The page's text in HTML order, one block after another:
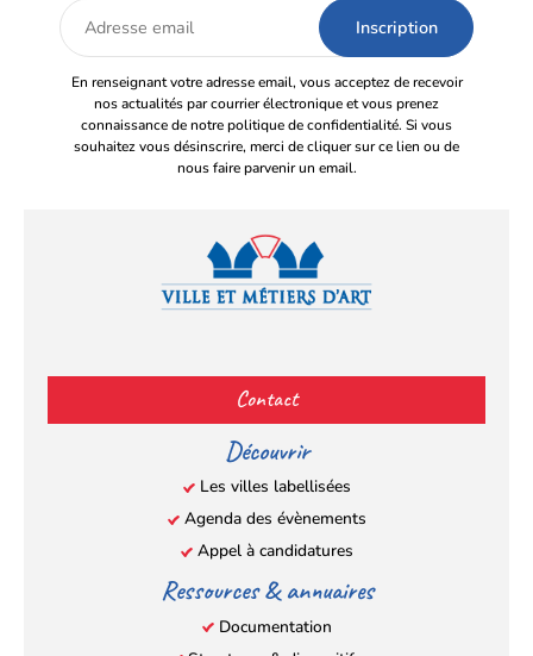
Adresse
email
En renseignant votre adresse email, vous acceptez de recevoir
nos actualités par courrier électronique et vous prenez
connaissance de notre politique de confidentialité. Si vous
souhaitez vous désinscrire, merci de cliquer sur ce lien ou de
nous faire parvenir un email.
(s’ouvre
dans
un
nouvel
onglet)
(s’ouvre
dans
un
nouvel
onglet)
(s’ouvre
dans
un
nouvel
onglet)
(s’ouvre
un
nouvel
onglet)
Contact
Découvrir
Les villes labellisées
Agenda des évènements
Appel à candidatures
Ressources & annuaires
Documentation